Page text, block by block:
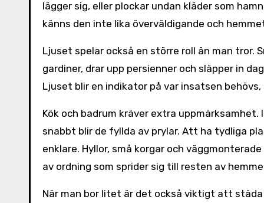
lägger sig, eller plockar undan kläder som
känns den inte lika överväldigande och
Ljuset spelar också en större roll än man tror.
gardiner, drar upp persienner och släpper in
Ljuset blir en indikator på var insatsen
Kök och badrum kräver extra
snabbt blir de fyllda av prylar. Att ha tydliga
enklare. Hyllor, små korgar och
av ordning som sprider sig till resten av
När man bor litet är det också viktigt att